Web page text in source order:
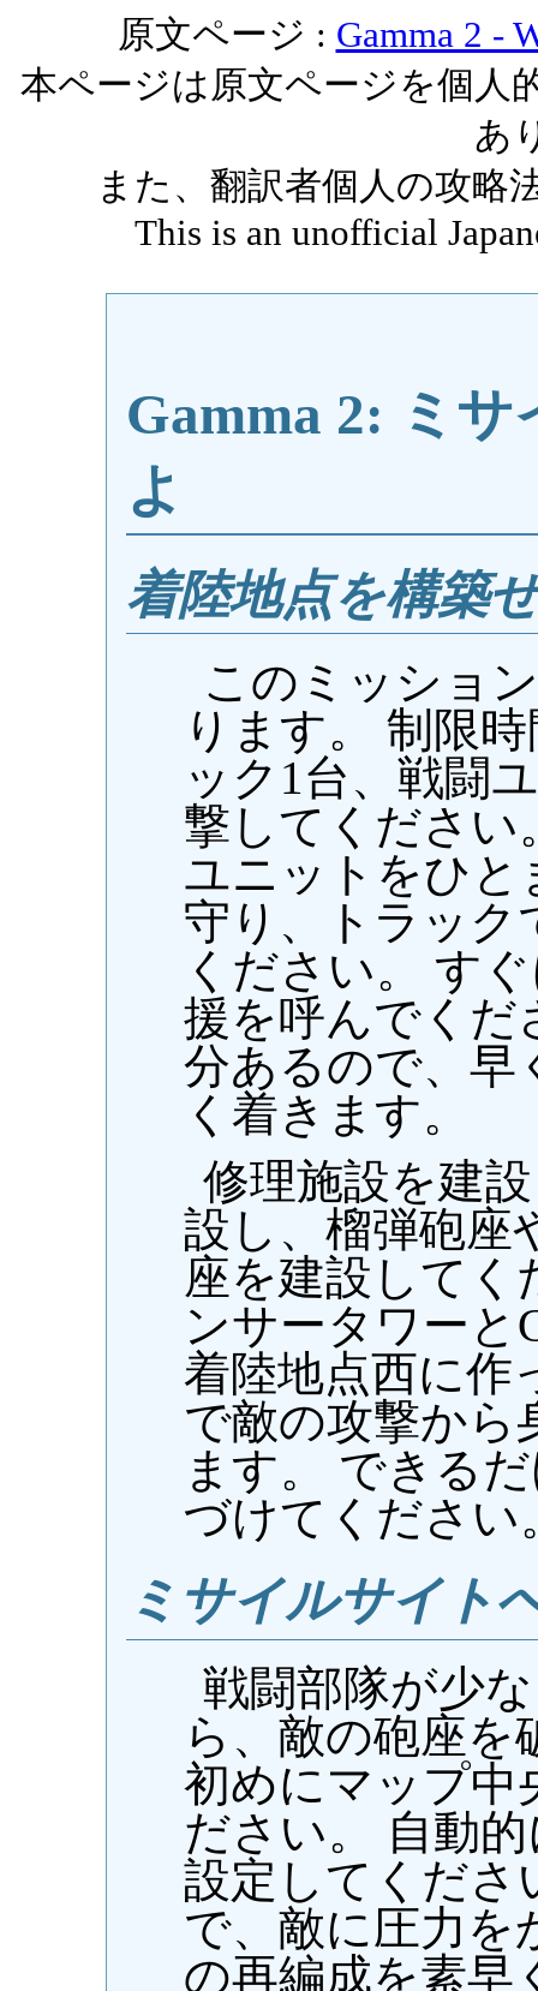
原文ページ : Gamma 2 -
本ページは原文ページを個人
あ
また、翻訳者個人の攻略
This is an unofficial
Gamma 2: ミ
よ
着陸地点を構築
このミッショ
ります。 制限
ック1台、戦闘
撃してください
ユニットをひ
守り、トラック
ください。 す
援を呼んでくだ
分あるので、早
く着きます。
修理施設を建
設し、榴弾砲座
座を建設してく
ンサータワーと
着陸地点西に作
で敵の攻撃から
ます。 できる
づけてください
ミサイルサイト
戦闘部隊が少
ら、敵の砲座を
初めにマップ中
ださい。 自動
設定してくださ
で、敵に圧力を
の再編成を素早